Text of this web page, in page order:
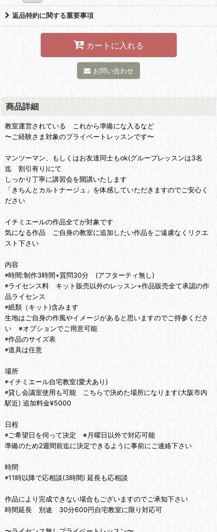
返品特約に関する重要事項
カートに入れる
お問い合わせ
商品詳細
教室運営されている これから準備にな入るなど
〜ご経験さま対象のプライベートレッスンです〜
マンツーマン、もしくはお友達同士もok(グループレッスンは3名
迄 割引有り)にて
しっかり丁寧に講習会を開講いたします
「きちんとカルトナージュ」を体感していただきますのでご安心く
ださい
イチミエールの作品全てが対象です
気になる作品 ご自身の教室に追加したい作品をご遠慮なくリクエ
スト下さい
内容
◉時間:制作3時間+質問30分 (アフターティ無し)
◉ライセンス料 キット販売以外のレッスン+作品販売全て承認の作
品ライセンス
◉紙類（キット)含みます
生地はご自身の作風やイメージがあると思いますのでご持参くださ
い ※オプションでご用意可能
◉作品のサイズ表
◉道具は任意
場所
◉イチミエール自宅教室(愛犬あり)
◉貸し会議室使用も可能 こちらで決めた場所になります(大阪市内
駅近) 追加料金¥5000
日程
◉ご希望日を伺って決定 ※月曜日以外で対応可能
準備のため2週間前迄に決定できるように事前にご連絡下さい
時間
◉11時以降で応相談(3時間) 延長も応相談
作品により完成できない場合もございますのでご承知下さい
時間延長 別途 30分600円自宅教室に限り対応可